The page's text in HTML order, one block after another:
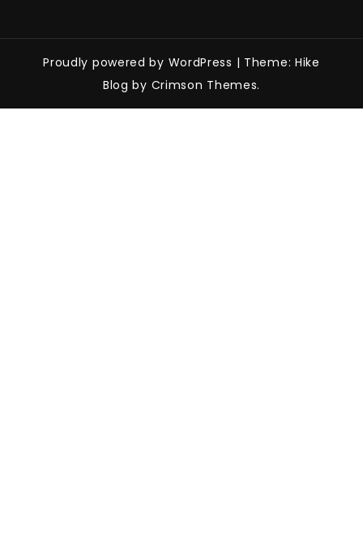
Proudly powered by WordPress | Theme: Hike
Blog by Crimson Themes.